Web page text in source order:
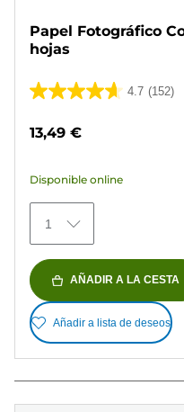
Papel Fotográfico
hojas
4.7 (152)
4.7
152
reseñas
13,49 €
Disponible online
1
AÑADIR A LA CESTA
Añadir a lista de deseos